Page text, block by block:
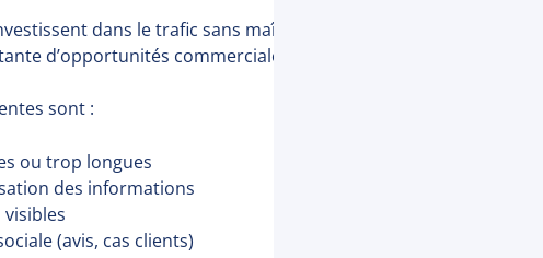
dans le trafic sans maîtriser leur optimisation CRO. Cela
d’opportunités commerciales.
sont :
ou trop longues
des informations
visibles
(avis, cas clients)